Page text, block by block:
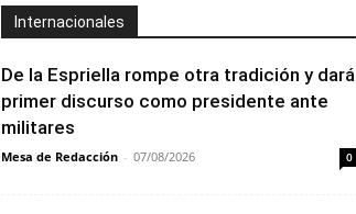
Internacionales
De la Espriella rompe otra tradición y dará
primer discurso como presidente ante
militares
Mesa de Redacción - 07/08/2026 0